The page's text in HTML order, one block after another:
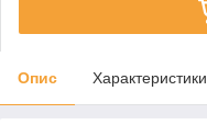
Опис Характеристики